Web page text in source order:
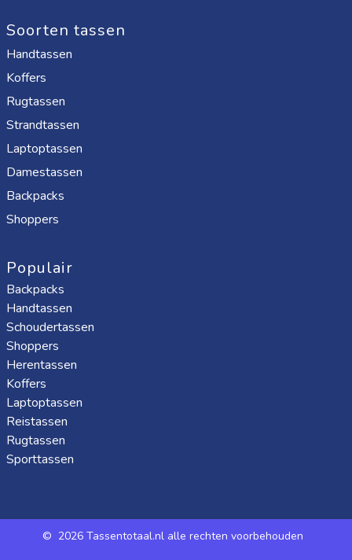
Soorten tassen
Handtassen
Koffers
Rugtassen
Strandtassen
Laptoptassen
Damestassen
Backpacks
Shoppers
Populair
Backpacks
Handtassen
Schoudertassen
Shoppers
Herentassen
Koffers
Laptoptassen
Reistassen
Rugtassen
Sporttassen
© 2026 Tassentotaal.nl alle rechten voorbehouden